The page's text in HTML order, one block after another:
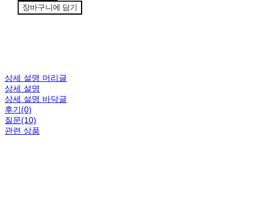
장바구니에 담기
상세 설명 머리글
상세 설명
상세 설명 바닥글
후기(0)
질문(10)
관련 상품